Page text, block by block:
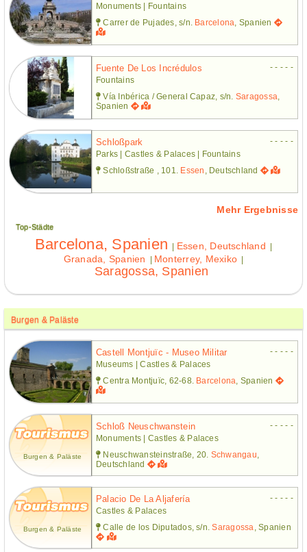
Monuments | Fountains
Carrer de Pujades, s/n. Barcelona , Spanien
Fuente De Los Incrédulos
- - - - -
Fountains
Vía Inbérica / General Capaz, s/n. Saragossa
Spanien
Schloßpark
- - - - -
Parks | Castles & Palaces | Fountains
Schloßstraße , 101. Essen , Deutschland
Mehr Ergebnisse
Top-Städte
Barcelona, Spanien | Essen, Deutschland |
Granada, Spanien | Monterrey, Mexiko |
Saragossa, Spanien
Burgen & Paläste
Castell Montjuïc - Museo Militar
- - - - -
Museums | Castles & Palaces
Centra Montjuïc, 62-68. Barcelona , Spanien
Burgen & Paläste
Schloß Neuschwanstein
- - - - -
Monuments | Castles & Palaces
Neuschwansteinstraße, 20. Schwangau
Deutschland
Burgen & Paläste
Palacio De La Aljafería
- - - - -
Castles & Palaces
Calle de los Diputados, s/n.Saragossa , Spanien